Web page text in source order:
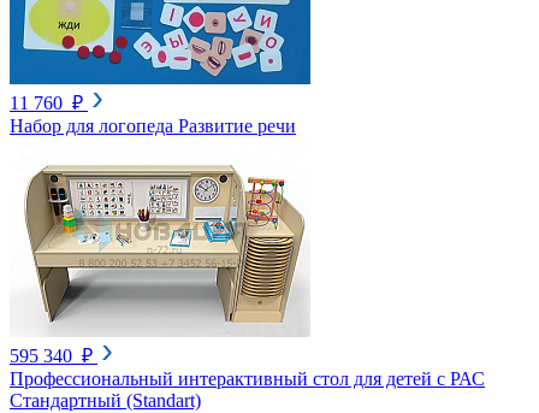
11 760 ₽
Набор для логопеда Развитие речи
595 340 ₽
Профессиональный интерактивный стол для детей с РАС
Стандартный (Standart)